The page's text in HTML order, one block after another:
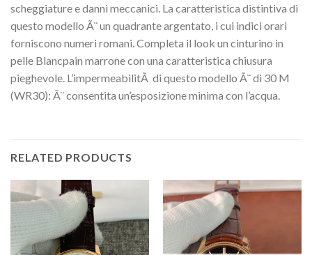
scheggiature e danni meccanici. La caratteristica distintiva di
questo modello Ã¨ un quadrante argentato, i cui indici orari
forniscono numeri romani. Completa il look un cinturino in
pelle Blancpain marrone con una caratteristica chiusura
pieghevole. L’impermeabilitÃ di questo modello Ã¨ di 30 M
(WR30): Ã¨ consentita un’esposizione minima con l’acqua.
RELATED PRODUCTS